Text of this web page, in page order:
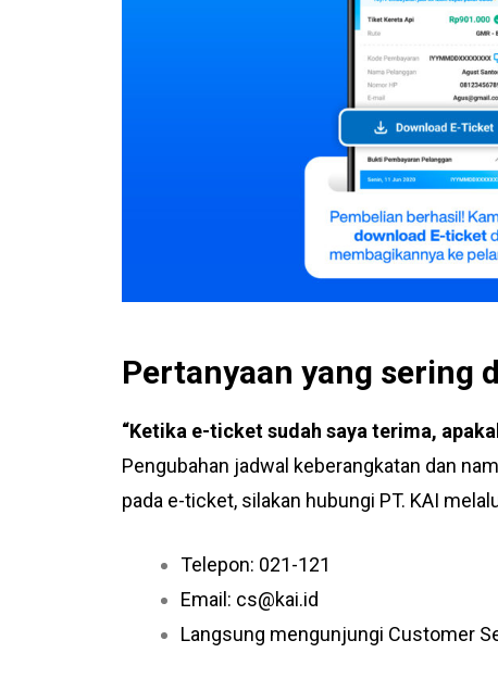
Pertanyaan yang sering
“Ketika e-ticket sudah saya terima,
Pengubahan jadwal keberangkatan dan
pada e-ticket, silakan hubungi PT. KAI
Telepon: 021-121
Email: cs@kai.id
Langsung mengunjungi Customer